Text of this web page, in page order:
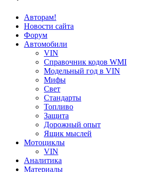
Авторам!
Новости сайта
Форум
Автомобили
VIN
Справочник кодов WMI
Модельный год в VIN
Мифы
Свет
Стандарты
Топливо
Защита
Дорожный опыт
Ящик мыслей
Мотоциклы
VIN
Аналитика
Материалы